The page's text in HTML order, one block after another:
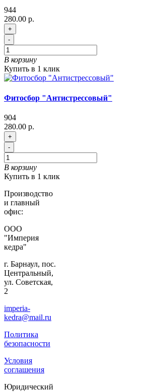
944
280.00 р.
+
-
В корзину
Купить в 1 клик
Фитосбор "Антистрессовый"
904
280.00 р.
+
-
В корзину
Купить в 1 клик
Производство
и главный
офис:
ООО
"Империя
кедра"
г. Барнаул, пос.
Центральный,
ул. Советская,
2
imperia-
kedra@mail.ru
Политика
безопасности
Условия
соглашения
Юридический